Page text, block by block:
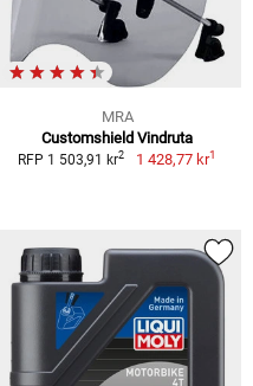
MRA
Customshield Vindruta
RFP 1 503,91 kr2 1 428,77 kr1